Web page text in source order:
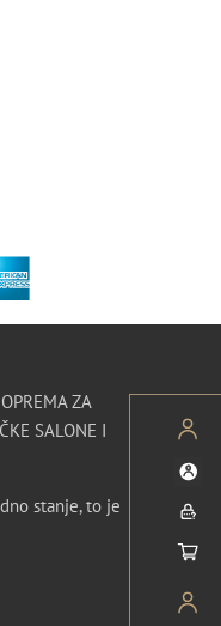
ZA
SALONE I
stanje, to je